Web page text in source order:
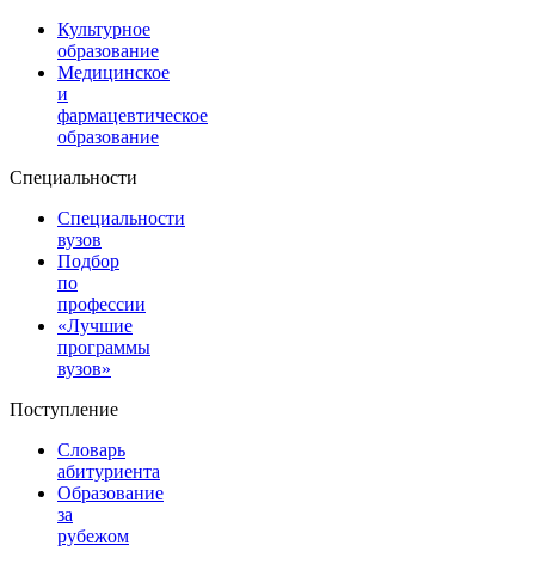
Культурное
образование
Медицинское
и
фармацевтическое
образование
Специальности
Специальности
вузов
Подбор
по
профессии
«Лучшие
программы
вузов»
Поступление
Словарь
абитуриента
Образование
за
рубежом